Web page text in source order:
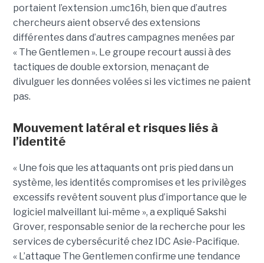
portaient l’extension .umc16h, bien que d’autres
chercheurs aient observé des extensions
différentes dans d’autres campagnes menées par
« The Gentlemen ». Le groupe recourt aussi à des
tactiques de double extorsion, menaçant de
divulguer les données volées si les victimes ne paient
pas.
Mouvement latéral et risques liés à
l’identité
« Une fois que les attaquants ont pris pied dans un
système, les identités compromises et les privilèges
excessifs revêtent souvent plus d’importance que le
logiciel malveillant lui-même », a expliqué Sakshi
Grover, responsable senior de la recherche pour les
services de cybersécurité chez IDC Asie-Pacifique.
« L’attaque The Gentlemen confirme une tendance